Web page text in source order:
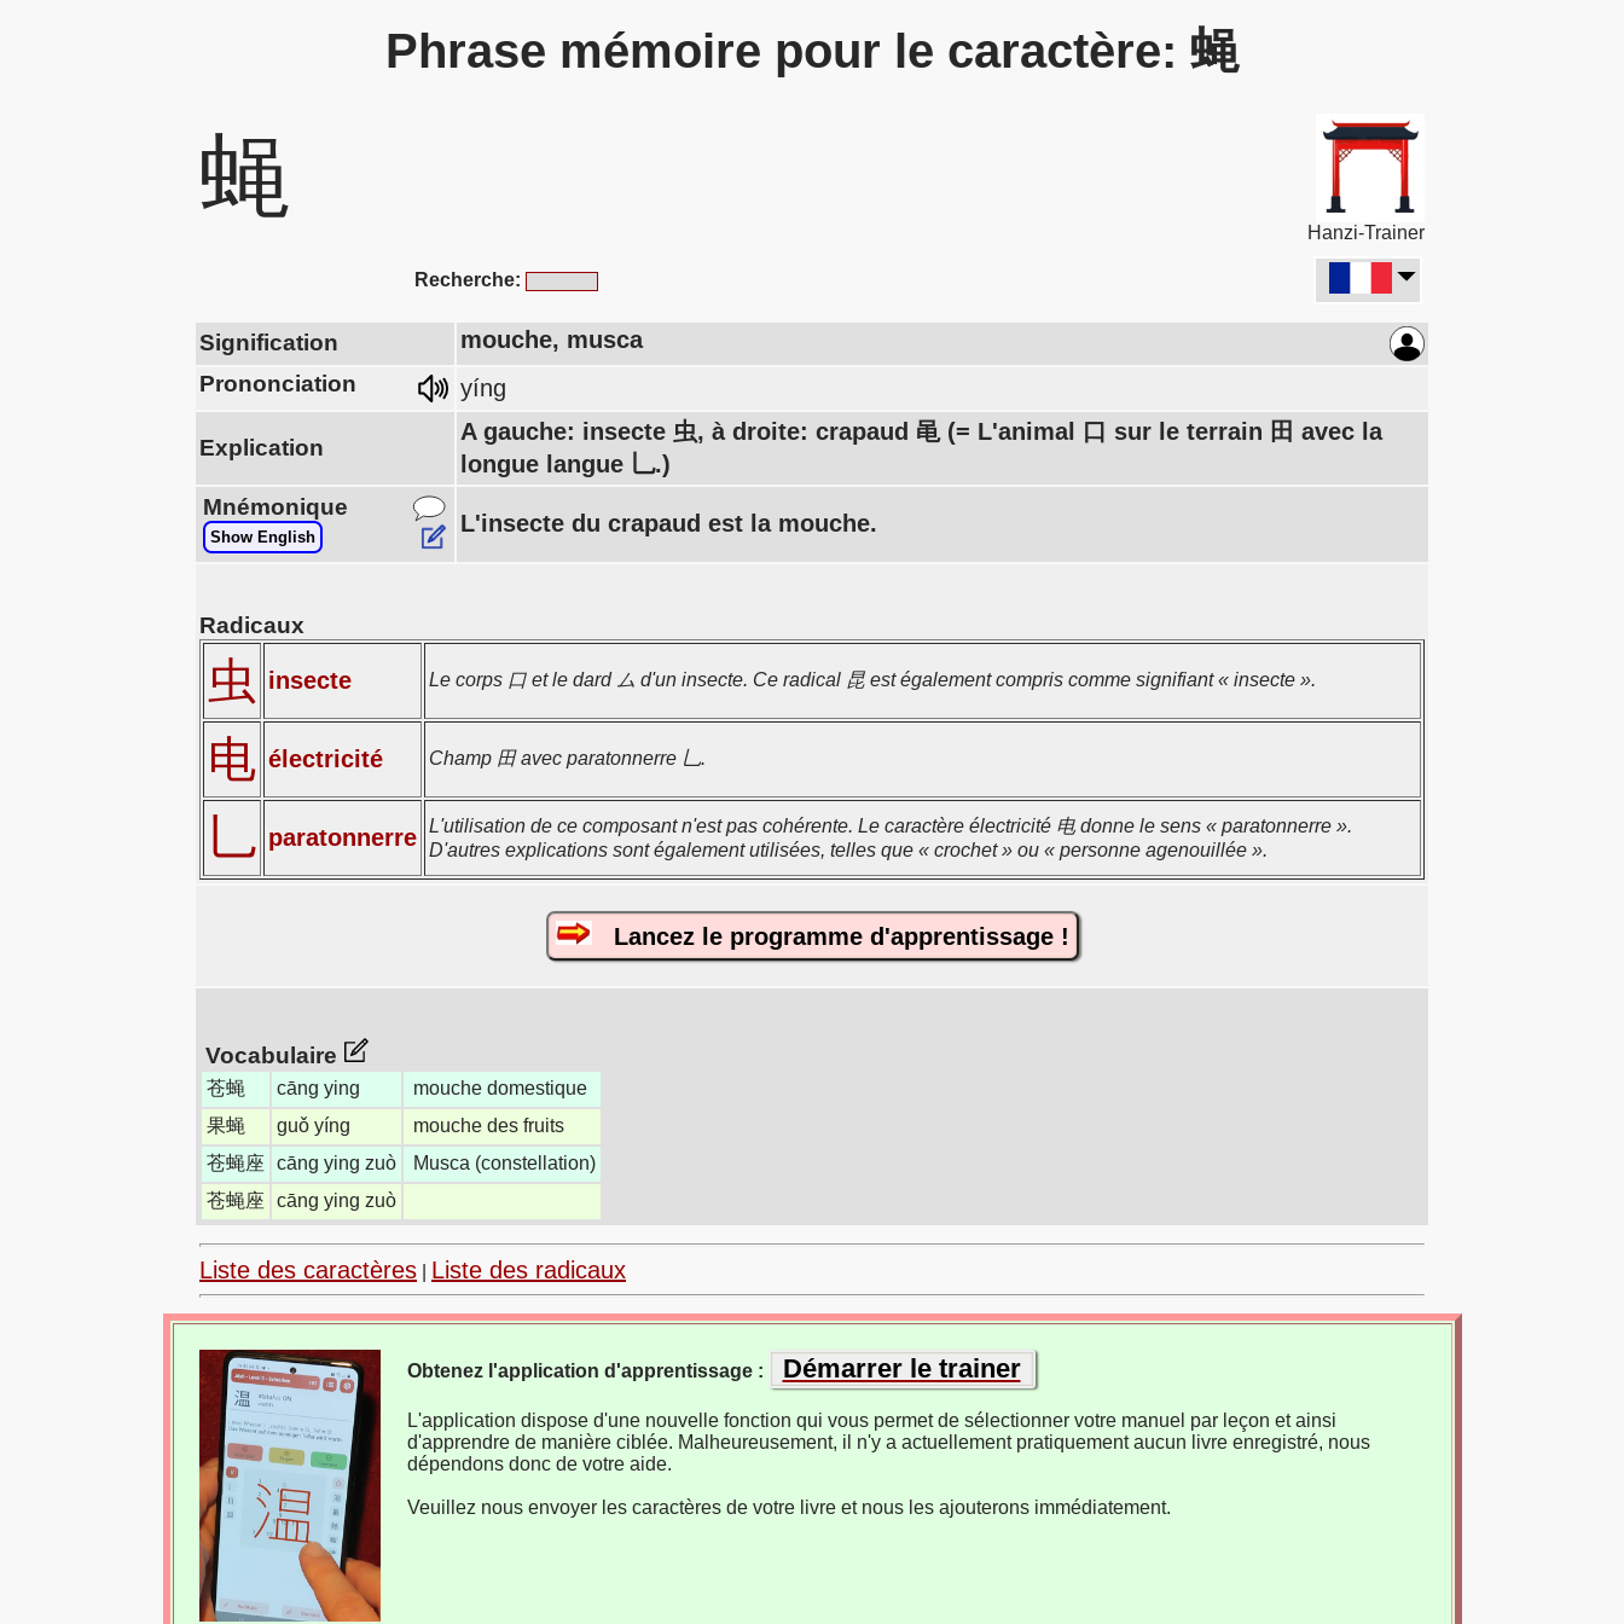
Phrase mémoire pour le caractère: 蝇
蝇
Hanzi-Trainer
Recherche:
Signification mouche, musca
Prononciation yíng
Explication
A gauche: insecte 虫, à droite: crapaud 黾 (= L'animal 口 sur le terrain 田 avec la
longue langue 乚.)
Mnémonique
Show English
L'insecte du crapaud est la mouche.
Radicaux
虫 insecte Le corps 口 et le dard ム d'un insecte. Ce radical 昆 est également compris comme signifiant « insecte ».
电 électricité Champ 田 avec paratonnerre 乚.
乚 paratonnerre L'utilisation de ce composant n'est pas cohérente. Le caractère électricité 电 donne le sens « paratonnerre ».
D'autres explications sont également utilisées, telles que « crochet » ou « personne agenouillée ».
Lancez le programme d'apprentissage !
Vocabulaire
苍蝇 cāng ying
mouche domestique
果蝇
guǒ yíng
mouche des fruits
苍蝇座
cāng ying zuò
Musca (constellation)
苍蝇座
cāng ying zuò
Liste des caractères Liste des radicaux
Obtenez l'application d'apprentissage : Démarrer le trainer
L'application dispose d'une nouvelle fonction qui vous permet de sélectionner votre manuel par leçon et ainsi
d'apprendre de manière ciblée. Malheureusement, il n'y a actuellement pratiquement aucun livre enregistré, nous
dépendons donc de votre aide.
Veuillez nous envoyer les caractères de votre livre et nous les ajouterons immédiatement.